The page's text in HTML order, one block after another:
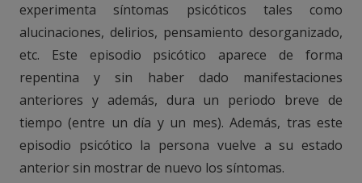
experimenta síntomas psicóticos tales como
alucinaciones, delirios, pensamiento desorganizado,
etc. Este episodio psicótico aparece de forma
repentina y sin haber dado manifestaciones
anteriores y además, dura un periodo breve de
tiempo (entre un día y un mes). Además, tras este
episodio psicótico la persona vuelve a su estado
anterior sin mostrar de nuevo los síntomas.